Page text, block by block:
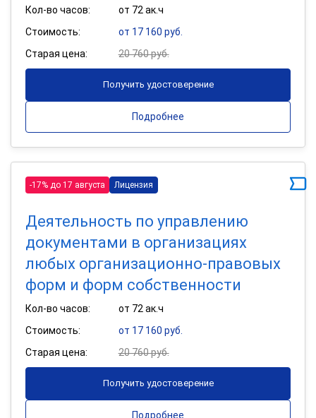
Кол-во часов:
от 72 ак.ч
Стоимость:
от 17 160 руб.
Старая цена:
20 760 руб.
Получить удостоверение
Подробнее
-17% до 17 августа Лицензия
Деятельность по управлению
документами в организациях
любых организационно-правовых
форм и форм собственности
Кол-во часов:
от 72 ак.ч
Стоимость:
от 17 160 руб.
Старая цена:
20 760 руб.
Получить удостоверение
Подробнее